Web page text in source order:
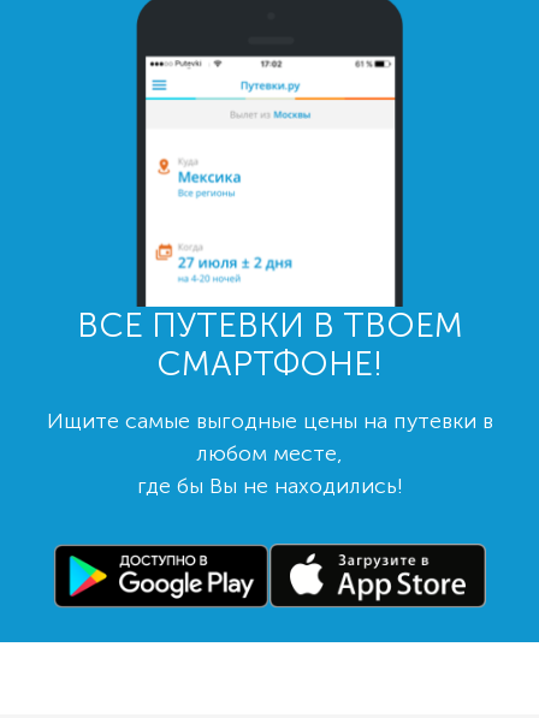
ВСЕ ПУТЕВКИ В ТВОЕМ
СМАРТФОНЕ!
Ищите самые выгодные цены на путевки в
любом месте,
где бы Вы не находились!